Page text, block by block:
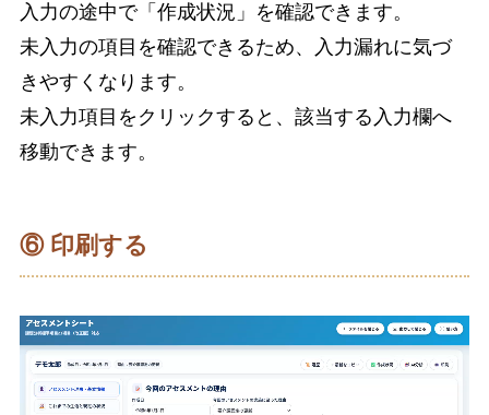
入力の途中で「作成状況」を確認できます。
未入力の項目を確認できるため、入力漏れに気づ
きやすくなります。
未入力項目をクリックすると、該当する入力欄へ
移動できます。
⑥ 印刷する